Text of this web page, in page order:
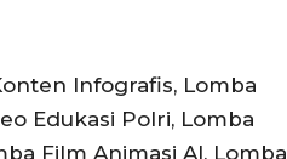
Infografis, Lomba
Edukasi Polri, Lomba
Film Animasi AI, Lomba